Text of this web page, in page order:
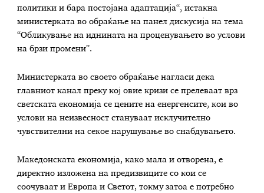
политики и бара постојана адаптација“, истакна
министерката во обраќање на панел дискусија на тема
“Обликување на иднината на проценувањето во услови
на брзи промени”.
Министерката во своето обраќање нагласи дека
главниот канал преку кој овие кризи се прелеваат врз
светската економија се цените на енергенсите, кои во
услови на неизвесност стануваат исклучително
чувствителни на секое нарушување во снабдувањето.
Македонската економија, како мала и отворена, е
директно изложена на предизвиците со кои се
соочуваат и Европа и Светот, токму затоа е потребно